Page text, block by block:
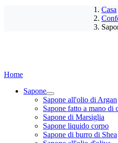
Casa
Home
Sapone
Sapone all'olio di Argan
Sapone fatto a mano di
Sapone di Marsiglia
Sapone liquido corpo
Sapone di burro di Shea